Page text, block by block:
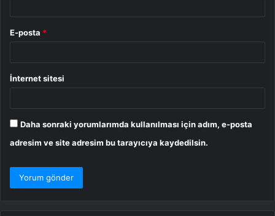
E-posta *
İnternet sitesi
Daha sonraki yorumlarımda kullanılması için adım, e-posta
adresim ve site adresim bu tarayıcıya kaydedilsin.